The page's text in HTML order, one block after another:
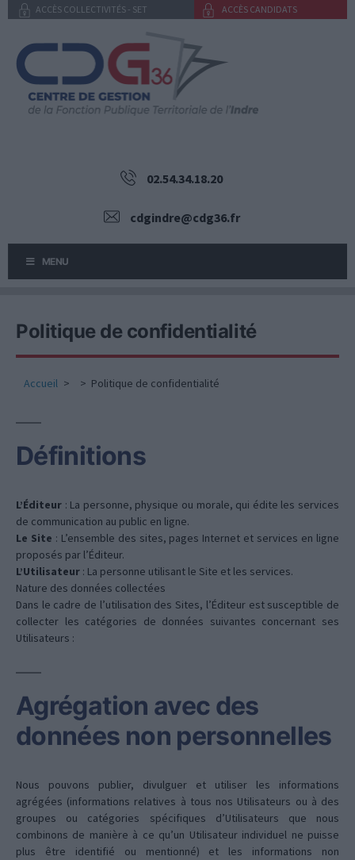
Aller
contenu
ACCÈS COLLECTIVITÉS - SET ACCÈS CANDIDATS
02.54.34.18.20
cdgindre@cdg36.fr
MENU
Politique de confidentialité
Accueil Politique de confidentialité
Définitions
L’Éditeur : La personne, physique ou morale, qui édite les services
de communication au public en ligne.
Le Site : L’ensemble des sites, pages Internet et services en ligne
proposés par l’Éditeur.
L’Utilisateur : La personne utilisant le Site et les services.
Nature des données collectées
Dans le cadre de l’utilisation des Sites, l’Éditeur est susceptible de
collecter les catégories de données suivantes concernant ses
Utilisateurs :
Agrégation avec des
données non personnelles
Nous pouvons publier, divulguer et utiliser les informations
agrégées (informations relatives à tous nos Utilisateurs ou à des
groupes ou catégories spécifiques d’Utilisateurs que nous
combinons de manière à ce qu’un Utilisateur individuel ne puisse
plus être identifié ou mentionné) et les informations non